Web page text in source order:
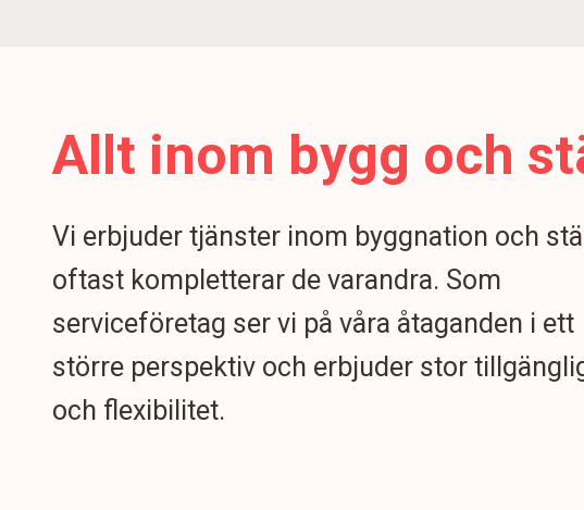
Allt inom bygg och
Vi erbjuder tjänster inom byggnation och
oftast kompletterar de varandra. Som
serviceföretag ser vi på våra åtaganden i ett
större perspektiv och erbjuder stor
och flexibilitet.